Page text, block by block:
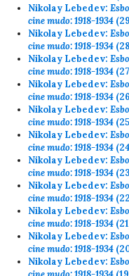
Nikolay Lebedev:
cine mudo: 1918-1934
Nikolay Lebedev:
cine mudo: 1918-1934
Nikolay Lebedev:
cine mudo: 1918-1934
Nikolay Lebedev:
cine mudo: 1918-1934
Nikolay Lebedev:
cine mudo: 1918-1934
Nikolay Lebedev:
cine mudo: 1918-1934
Nikolay Lebedev:
cine mudo: 1918-1934
Nikolay Lebedev:
cine mudo: 1918-1934
Nikolay Lebedev:
cine mudo: 1918-1934
Nikolay Lebedev:
cine mudo: 1918-1934
Nikolay Lebedev: